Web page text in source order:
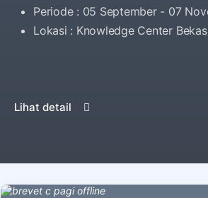
Periode : 05 September - 07
Lokasi : Knowledge Center
Lihat detail